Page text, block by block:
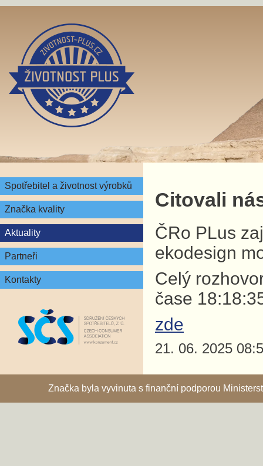
Spotřebitel a životnost výrobků
Značka kvality
Aktuality
Partneři
Kontakty
Citovali
ČRo PLus
ekodesign
Celý
čase
zde
21. 06. 2025
Značka byla vyvinuta s finanční podporou